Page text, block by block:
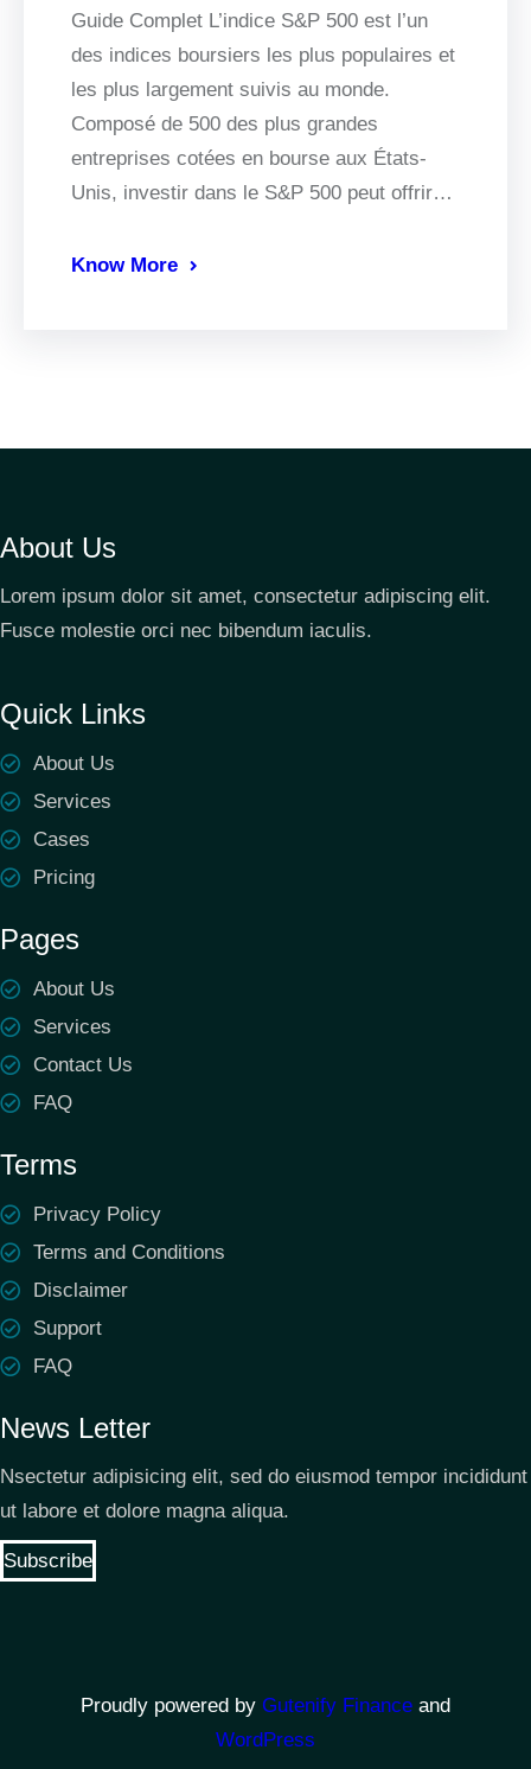
Guide Complet L’indice S&P 500 est l’un
des indices boursiers les plus populaires et
les plus largement suivis au monde.
Composé de 500 des plus grandes
entreprises cotées en bourse aux États-
Unis, investir dans le S&P 500 peut offrir…
Know More
About Us
Lorem ipsum dolor sit amet, consectetur adipiscing elit.
Fusce molestie orci nec bibendum iaculis.
Quick Links
About Us
Services
Cases
Pricing
Pages
About Us
Services
Contact Us
FAQ
Terms
Privacy Policy
Terms and Conditions
Disclaimer
Support
FAQ
News Letter
Nsectetur adipisicing elit, sed do eiusmod tempor incididunt
ut labore et dolore magna aliqua.
Subscribe
Proudly powered by Gutenify Finance and
WordPress